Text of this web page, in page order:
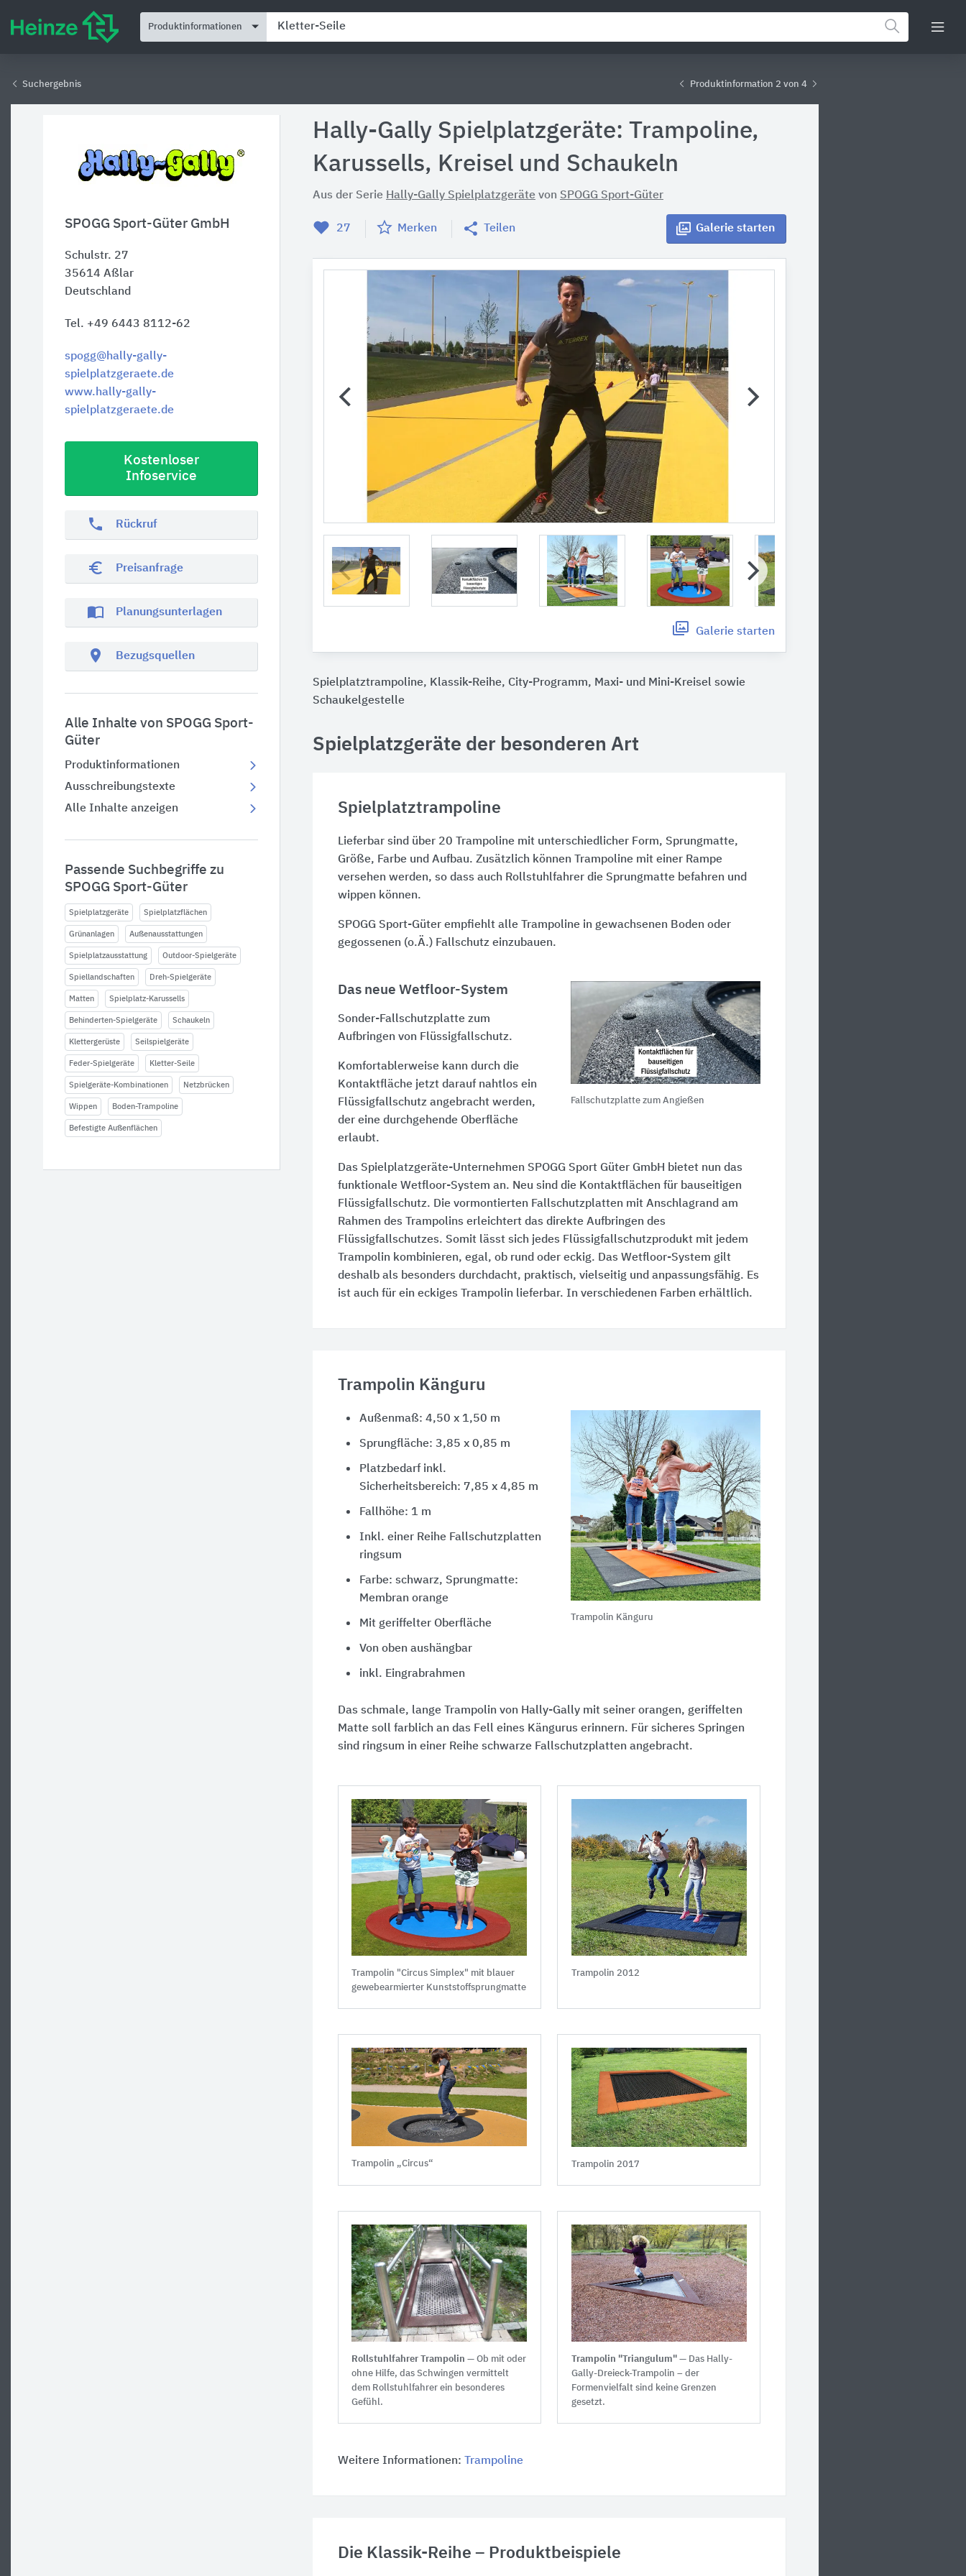
Produktinformationen
Suchergebnis Produktinformation 2 von 4
SPOGG Sport-Güter GmbH
Schulstr. 27
35614 Aßlar
Deutschland
Tel. +49 6443 8112-62
spogg@hally-gally-
spielplatzgeraete.de
www.hally-gally-
spielplatzgeraete.de
Kostenloser
Infoservice
phone Rückruf
euro_symbol Preisanfrage
import_contacts Planungsunterlagen
location_on Bezugsquellen
Alle Inhalte von SPOGG Sport-
Güter
Produktinformationen
Ausschreibungstexte
Alle Inhalte anzeigen
Passende Suchbegriffe zu
SPOGG Sport-Güter
Spielplatzgeräte Spielplatzflächen
Grünanlagen Außenausstattungen
Spielplatzausstattung Outdoor-Spielgeräte
Spiellandschaften Dreh-Spielgeräte
Matten Spielplatz-Karussells
Behinderten-Spielgeräte Schaukeln
Klettergerüste Seilspielgeräte
Feder-Spielgeräte Kletter-Seile
Spielgeräte-Kombinationen Netzbrücken
Wippen Boden-Trampoline
Befestigte Außenflächen
Hally-Gally Spielplatzgeräte: Trampoline,
Karussells, Kreisel und Schaukeln
Aus der Serie Hally-Gally Spielplatzgeräte von SPOGG Sport-Güter
27 Merken Teilen Galerie starten
Galerie starten
Spielplatztrampoline, Klassik-Reihe, City-Programm, Maxi- und Mini-Kreisel sowie
Schaukelgestelle
Spielplatzgeräte der besonderen Art
Spielplatztrampoline
Lieferbar sind über 20 Trampoline mit unterschiedlicher Form, Sprungmatte,
Größe, Farbe und Aufbau. Zusätzlich können Trampoline mit einer Rampe
versehen werden, so dass auch Rollstuhlfahrer die Sprungmatte befahren und
wippen können.
SPOGG Sport-Güter empfiehlt alle Trampoline in gewachsenen Boden oder
gegossenen (o.Ä.) Fallschutz einzubauen.
Fallschutzplatte zum Angießen
Das neue Wetfloor-System
Sonder-Fallschutzplatte zum
Aufbringen von Flüssigfallschutz.
Komfortablerweise kann durch die
Kontaktfläche jetzt darauf nahtlos ein
Flüssigfallschutz angebracht werden,
der eine durchgehende Oberfläche
erlaubt.
Das Spielplatzgeräte-Unternehmen SPOGG Sport Güter GmbH bietet nun das
funktionale Wetfloor-System an. Neu sind die Kontaktflächen für bauseitigen
Flüssigfallschutz. Die vormontierten Fallschutzplatten mit Anschlagrand am
Rahmen des Trampolins erleichtert das direkte Aufbringen des
Flüssigfallschutzes. Somit lässt sich jedes Flüssigfallschutzprodukt mit jedem
Trampolin kombinieren, egal, ob rund oder eckig. Das Wetfloor-System gilt
deshalb als besonders durchdacht, praktisch, vielseitig und anpassungsfähig. Es
ist auch für ein eckiges Trampolin lieferbar. In verschiedenen Farben erhältlich.
Trampolin Känguru
Trampolin Känguru
Außenmaß: 4,50 x 1,50 m
Sprungfläche: 3,85 x 0,85 m
Platzbedarf inkl.
Sicherheitsbereich: 7,85 x 4,85 m
Fallhöhe: 1 m
Inkl. einer Reihe Fallschutzplatten
ringsum
Farbe: schwarz, Sprungmatte:
Membran orange
Mit geriffelter Oberfläche
Von oben aushängbar
inkl. Eingrabrahmen
Das schmale, lange Trampolin von Hally-Gally mit seiner orangen, geriffelten
Matte soll farblich an das Fell eines Kängurus erinnern. Für sicheres Springen
sind ringsum in einer Reihe schwarze Fallschutzplatten angebracht.
Trampolin "Circus Simplex" mit blauer
gewebearmierter Kunststoffsprungmatte
Trampolin 2012
Trampolin „Circus“ Trampolin 2017
Rollstuhlfahrer Trampolin — Ob mit oder
ohne Hilfe, das Schwingen vermittelt
dem Rollstuhlfahrer ein besonderes
Gefühl.
Trampolin "Triangulum" — Das Hally-
Gally-Dreieck-Trampolin – der
Formenvielfalt sind keine Grenzen
gesetzt.
Weitere Informationen: Trampoline
Die Klassik-Reihe – Produktbeispiele